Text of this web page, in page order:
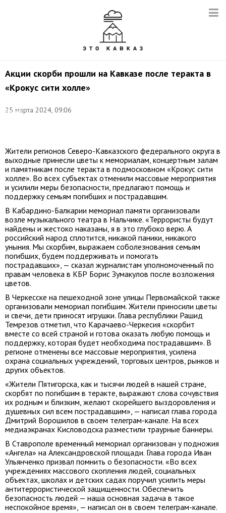
Акции скорби прошли на Кавказе после теракта в
«Крокус сити холле»
25 марта 2024, 09:06
Донат
Жители регионов Северо-Кавказского федерального округа в
выходные принесли цветы к мемориалам, концертным залам
и памятникам после теракта в подмосковном «Крокус сити
холле». Во всех субъектах отменили массовые мероприятия
и усилили меры безопасности, предлагают помощь и
поддержку семьям погибших и пострадавшим.
В Кабардино-Балкарии мемориал памяти организовали
возле музыкального театра в Нальчике. «Террористы будут
найдены и жестоко наказаны, я в это глубоко верю. А
российский народ сплотится, никакой паники, никакого
уныния. Мы скорбим, выражаем соболезнования семьям
погибших, будем поддерживать и помогать
пострадавших», — сказал журналистам уполномоченный по
правам человека в КБР Борис Зумакулов после возложения
цветов.
В Черкесске на пешеходной зоне улицы Первомайской также
организовали мемориал погибшим. Жители приносили цветы
и свечи, дети приносят игрушки. Глава республики Рашид
Темрезов отметил, что Карачаево-Черкесия «скорбит
вместе со всей страной и готова оказать любую помощь и
поддержку, которая будет необходима пострадавшим». В
регионе отменены все массовые мероприятия, усилена
охрана социальных учреждений, торговых центров, рынков и
других объектов.
«Жители Пятигорска, как и тысячи людей в нашей стране,
скорбят по погибшим в теракте, выражают слова сочувствия
их родным и близким, желают скорейшего выздоровления и
душевных сил всем пострадавшим», — написал глава города
Дмитрий Ворошилов в своем телеграм-канале. На всех
медиаэкранах Кисловодска разместили траурные баннеры.
В Ставрополе временный мемориал организован у подножия
«Ангела» на Александровской площади. Глава города Иван
Ульянченко призвал помнить о безопасности. «Во всех
учреждениях массового скопления людей, социальных
объектах, школах и детских садах поручил усилить меры
антитеррористической защищенности. Обеспечить
безопасность людей — наша основная задача в такое
неспокойное время», — написал он в своем телеграм-канале.